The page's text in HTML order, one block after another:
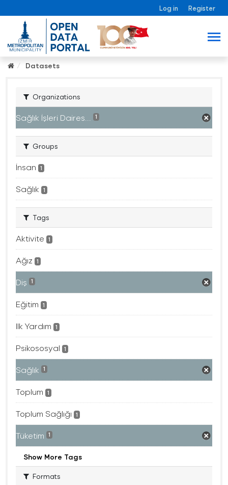
Log in Register
Datasets
Organizations
Sağlık İşleri Daires... 1
Groups
İnsan 1
Sağlık 1
Tags
Aktivite 1
Ağız 1
Diş 1
Eğitim 1
Ilk Yardım 1
Psikososyal 1
Sağlık 1
Toplum 1
Toplum Sağlığı 1
Tüketim 1
Show More Tags
Formats